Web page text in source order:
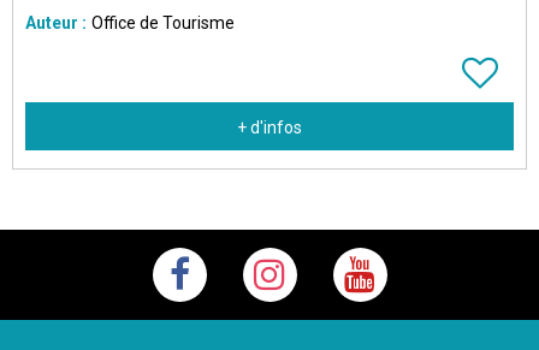
Auteur : Office de Tourisme
+ d'infos